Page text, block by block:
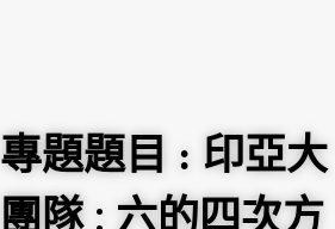
專題題目 : 印亞大
團隊 : 六的四次方